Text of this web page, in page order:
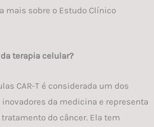
mais sobre o Estudo Clínico
terapia celular?
CAR-T é considerada um dos
da medicina e representa
do câncer. Ela tem